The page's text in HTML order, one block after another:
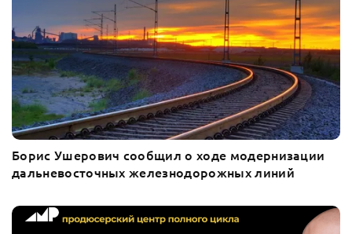
Борис Ушерович сообщил о ходе модернизации
дальневосточных железнодорожных линий